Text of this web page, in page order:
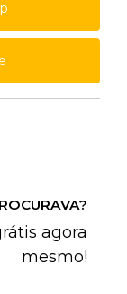
agora
mesmo!